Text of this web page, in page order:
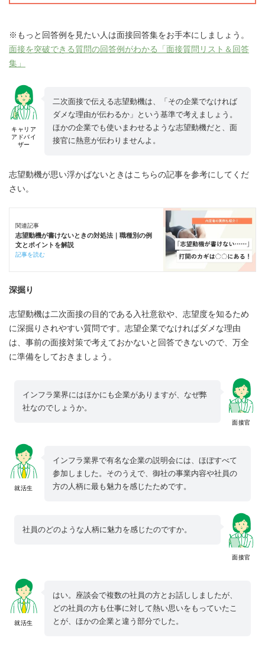
※もっと回答例を見たい人は面接回答集をお手本にしましょう。
面接を突破できる質問の回答例がわかる「面接質問リスト＆回答
集」
キャリア
アドバイ
ザー
二次面接で伝える志望動機は、「その企業でなければ
ダメな理由が伝わるか」という基準で考えましょう。
ほかの企業でも使いまわせるような志望動機だと、面
接官に熱意が伝わりませんよ。
志望動機が思い浮かばないときはこちらの記事を参考にしてくだ
さい。
関連記事
志望動機が書けないときの対処法｜職種別の例
文とポイントを解説
記事を読む
深掘り
志望動機は二次面接の目的である入社意欲や、志望度を知るため
に深掘りされやすい質問です。志望企業でなければダメな理由
は、事前の面接対策で考えておかないと回答できないので、万全
に準備をしておきましょう。
面接官
インフラ業界にはほかにも企業がありますが、なぜ弊
社なのでしょうか。
就活生
インフラ業界で有名な企業の説明会には、ほぼすべて
参加しました。そのうえで、御社の事業内容や社員の
方の人柄に最も魅力を感じたためです。
面接官
社員のどのような人柄に魅力を感じたのですか。
就活生
はい。座談会で複数の社員の方とお話ししましたが、
どの社員の方も仕事に対して熱い思いをもっていたこ
とが、ほかの企業と違う部分でした。